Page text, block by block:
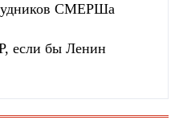
СМЕРШа
если бы Ленин